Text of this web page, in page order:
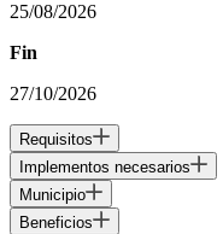
25/08/2026
Fin
27/10/2026
Requisitos
Implementos necesarios
Municipio
Beneficios